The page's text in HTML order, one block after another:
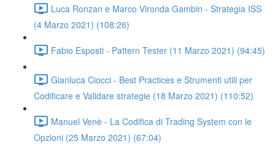
Luca Ronzan e Marco Vironda Gambin - Strategia ISS
(4 Marzo 2021) (108:26)
Fabio Esposti - Pattern Tester (11 Marzo 2021) (94:45)
Gianluca Ciocci - Best Practices e Strumenti utili per
Codificare e Validare strategie (18 Marzo 2021) (110:52)
Manuel Venè - La Codifica di Trading System con le
Opzioni (25 Marzo 2021) (67:04)